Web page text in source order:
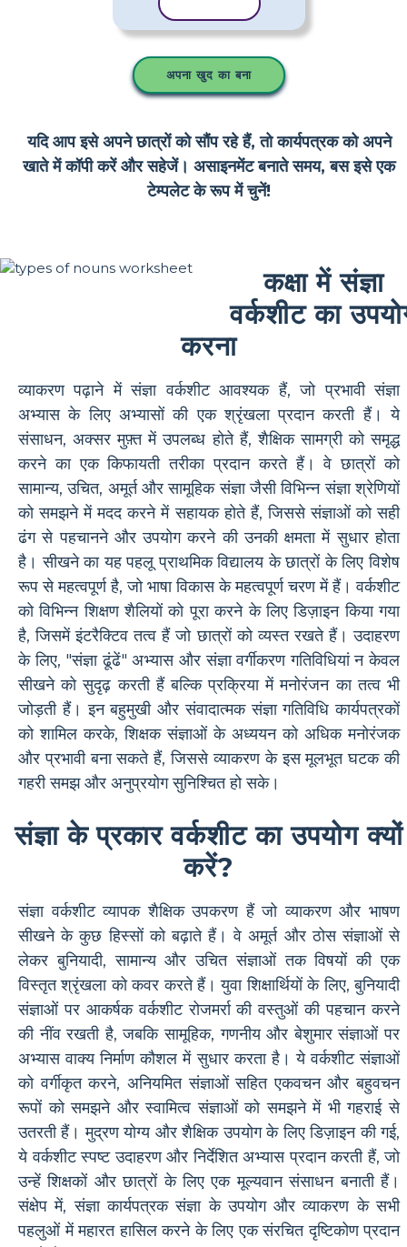
अपना खुद का बना
यदि आप इसे अपने छात्रों को सौंप रहे हैं, तो कार्यपत्रक को अपने
खाते में कॉपी करें और सहेजें। असाइनमेंट बनाते समय, बस इसे एक
टेम्पलेट के रूप में चुनें!
कक्षा में संज्ञा
वर्कशीट का
करना
व्याकरण पढ़ाने में संज्ञा वर्कशीट आवश्यक हैं, जो प्रभावी संज्ञा
अभ्यास के लिए अभ्यासों की एक श्रृंखला प्रदान करती हैं। ये
संसाधन, अक्सर मुफ़्त में उपलब्ध होते हैं, शैक्षिक सामग्री को समृद्ध
करने का एक किफायती तरीका प्रदान करते हैं। वे छात्रों को
सामान्य, उचित, अमूर्त और सामूहिक संज्ञा जैसी विभिन्न संज्ञा श्रेणियों
को समझने में मदद करने में सहायक होते हैं, जिससे संज्ञाओं को सही
ढंग से पहचानने और उपयोग करने की उनकी क्षमता में सुधार होता
है। सीखने का यह पहलू प्राथमिक विद्यालय के छात्रों के लिए विशेष
रूप से महत्वपूर्ण है, जो भाषा विकास के महत्वपूर्ण चरण में हैं। वर्कशीट
को विभिन्न शिक्षण शैलियों को पूरा करने के लिए डिज़ाइन किया गया
है, जिसमें इंटरैक्टिव तत्व हैं जो छात्रों को व्यस्त रखते हैं। उदाहरण
के लिए, "संज्ञा ढूंढें" अभ्यास और संज्ञा वर्गीकरण गतिविधियां न केवल
सीखने को सुदृढ़ करती हैं बल्कि प्रक्रिया में मनोरंजन का तत्व भी
जोड़ती हैं। इन बहुमुखी और संवादात्मक संज्ञा गतिविधि कार्यपत्रकों
को शामिल करके, शिक्षक संज्ञाओं के अध्ययन को अधिक मनोरंजक
और प्रभावी बना सकते हैं, जिससे व्याकरण के इस मूलभूत घटक की
गहरी समझ और अनुप्रयोग सुनिश्चित हो सके।
संज्ञा के प्रकार वर्कशीट का उपयोग क्यों
करें?
संज्ञा वर्कशीट व्यापक शैक्षिक उपकरण हैं जो व्याकरण और भाषण
सीखने के कुछ हिस्सों को बढ़ाते हैं। वे अमूर्त और ठोस संज्ञाओं से
लेकर बुनियादी, सामान्य और उचित संज्ञाओं तक विषयों की एक
विस्तृत श्रृंखला को कवर करते हैं। युवा शिक्षार्थियों के लिए, बुनियादी
संज्ञाओं पर आकर्षक वर्कशीट रोजमर्रा की वस्तुओं की पहचान करने
की नींव रखती है, जबकि सामूहिक, गणनीय और बेशुमार संज्ञाओं पर
अभ्यास वाक्य निर्माण कौशल में सुधार करता है। ये वर्कशीट संज्ञाओं
को वर्गीकृत करने, अनियमित संज्ञाओं सहित एकवचन और बहुवचन
रूपों को समझने और स्वामित्व संज्ञाओं को समझने में भी गहराई से
उतरती हैं। मुद्रण योग्य और शैक्षिक उपयोग के लिए डिज़ाइन की गई,
ये वर्कशीट स्पष्ट उदाहरण और निर्देशित अभ्यास प्रदान करती हैं, जो
उन्हें शिक्षकों और छात्रों के लिए एक मूल्यवान संसाधन बनाती हैं।
संक्षेप में, संज्ञा कार्यपत्रक संज्ञा के उपयोग और व्याकरण के सभी
पहलुओं में महारत हासिल करने के लिए एक संरचित दृष्टिकोण प्रदान